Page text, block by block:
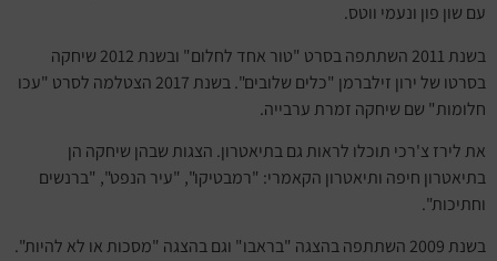
עם שון פון ונעמי ווטס.
בשנת 2011 השתתפה בסרט "טור אחד לחלום" ובשנת 2012 שיחקה
בסרטו של ירון זילברמן "כלים שלובים". בשנת 2017 הצטלמה לסרט "עכו
חלומות" שם שיחקה זמרת ערבייה.
את לירז צ'רכי תוכלו לראות גם בתיאטרון. הצגות שבהן שיחקה הן
בתיאטרון חיפה ותיאטרון הקאמרי: "רמבטיקו", "עיר הנפט", "ברנשים
וחתיכות".
בשנת 2009 השתתפה בהצגה "בראבו" וגם בהצגה "מסכות או לא להיות".